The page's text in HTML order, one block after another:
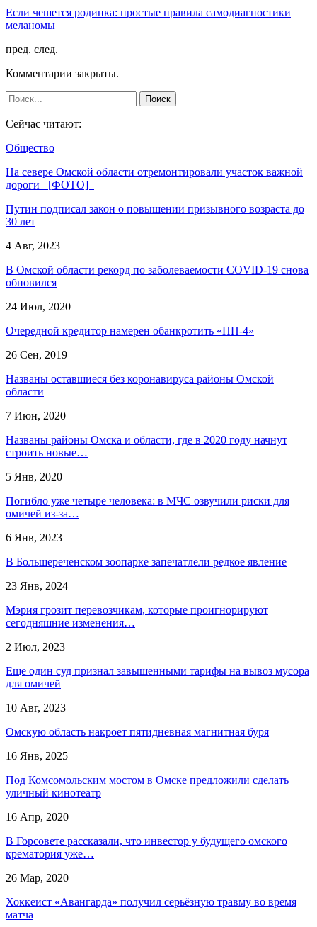
Если чешется родинка: простые правила самодиагностики
меланомы
пред. след.
Комментарии закрыты.
Сейчас читают:
Общество
На севере Омской области отремонтировали участок важной
дороги [ФОТО]
Путин подписал закон о повышении призывного возраста до
30 лет
4 Авг, 2023
В Омской области рекорд по заболеваемости COVID-19 снова
обновился
24 Июл, 2020
Очередной кредитор намерен обанкротить «ПП-4»
26 Сен, 2019
Названы оставшиеся без коронавируса районы Омской
области
7 Июн, 2020
Названы районы Омска и области, где в 2020 году начнут
строить новые…
5 Янв, 2020
Погибло уже четыре человека: в МЧС озвучили риски для
омичей из-за…
6 Янв, 2023
В Большереченском зоопарке запечатлели редкое явление
23 Янв, 2024
Мэрия грозит перевозчикам, которые проигнорируют
сегодняшние изменения…
2 Июл, 2023
Еще один суд признал завышенными тарифы на вывоз мусора
для омичей
10 Авг, 2023
Омскую область накроет пятидневная магнитная буря
16 Янв, 2025
Под Комсомольским мостом в Омске предложили сделать
уличный кинотеатр
16 Апр, 2020
В Горсовете рассказали, что инвестор у будущего омского
крематория уже…
26 Мар, 2020
Хоккеист «Авангарда» получил серьёзную травму во время
матча